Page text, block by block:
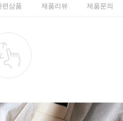
련상품 제품리뷰 제품문의